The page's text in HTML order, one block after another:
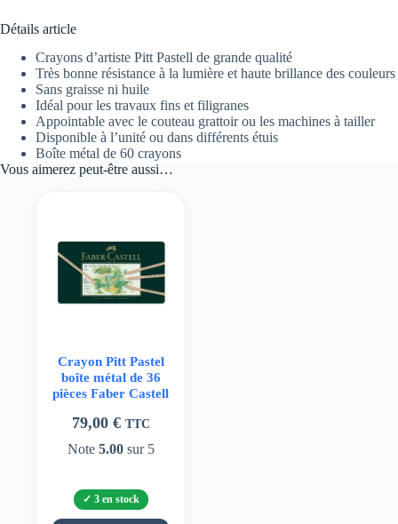
Détails article
Crayons d’artiste Pitt Pastell de grande qualité
Très bonne résistance à la lumière et haute brillance des couleurs
Sans graisse ni huile
Idéal pour les travaux fins et filigranes
Appointable avec le couteau grattoir ou les machines à tailler
Disponible à l’unité ou dans différents étuis
Boîte métal de 60 crayons
Vous aimerez peut-être aussi…
Crayon Pitt Pastel
boîte métal de 36
pièces Faber Castell
79,00 € TTC
Note 5.00sur 5
3 en stock